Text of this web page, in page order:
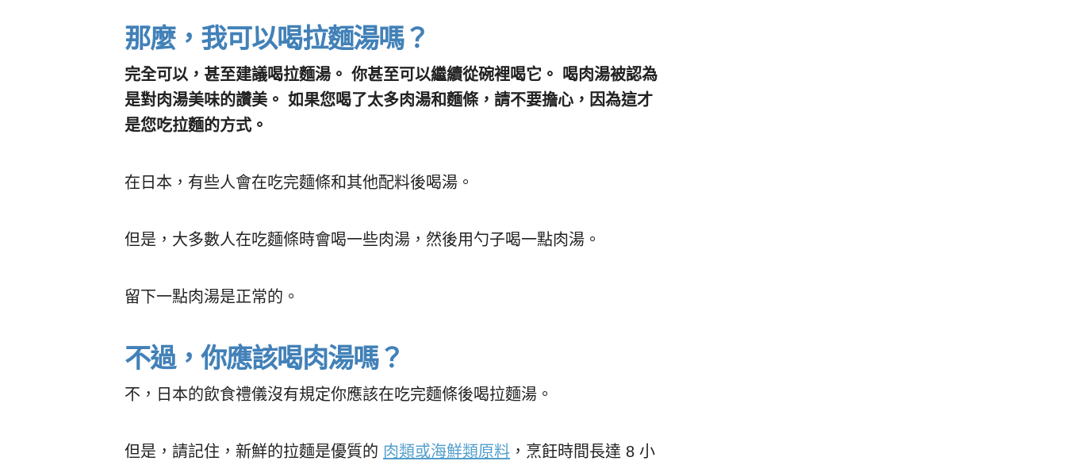
那麼，我可以喝拉麵湯嗎？
完全可以，甚至建議喝拉麵湯。 你甚至可以繼續從碗裡喝它。 喝肉湯被認為
是對肉湯美味的讚美。 如果您喝了太多肉湯和麵條，請不要擔心，因為這才
是您吃拉麵的方式。
在日本，有些人會在吃完麵條和其他配料後喝湯。
但是，大多數人在吃麵條時會喝一些肉湯，然後用勺子喝一點肉湯。
留下一點肉湯是正常的。
不過，你應該喝肉湯嗎？
不，日本的飲食禮儀沒有規定你應該在吃完麵條後喝拉麵湯。
但是，請記住，新鮮的拉麵是優質的 肉類或海鮮類原料 ，烹飪時間長達 8 小